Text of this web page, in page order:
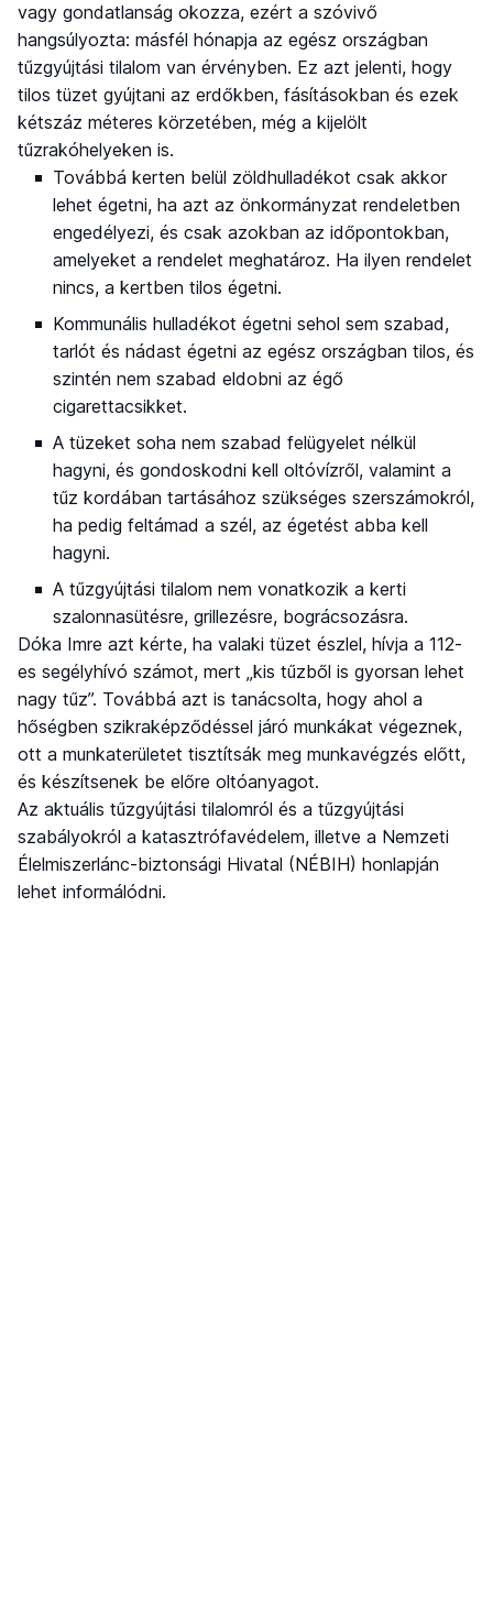
vagy gondatlanság okozza, ezért a szóvivő
hangsúlyozta: másfél hónapja az egész országban
tűzgyújtási tilalom van érvényben. Ez azt jelenti, hogy
tilos tüzet gyújtani az erdőkben, fásításokban és ezek
kétszáz méteres körzetében, még a kijelölt
tűzrakóhelyeken is.
Továbbá kerten belül zöldhulladékot csak akkor
lehet égetni, ha azt az önkormányzat rendeletben
engedélyezi, és csak azokban az időpontokban,
amelyeket a rendelet meghatároz. Ha ilyen rendelet
nincs, a kertben tilos égetni.
Kommunális hulladékot égetni sehol sem szabad,
tarlót és nádast égetni az egész országban tilos, és
szintén nem szabad eldobni az égő
cigarettacsikket.
A tüzeket soha nem szabad felügyelet nélkül
hagyni, és gondoskodni kell oltóvízről, valamint a
tűz kordában tartásához szükséges szerszámokról,
ha pedig feltámad a szél, az égetést abba kell
hagyni.
A tűzgyújtási tilalom nem vonatkozik a kerti
szalonnasütésre, grillezésre, bográcsozásra.
Dóka Imre azt kérte, ha valaki tüzet észlel, hívja a 112-
es segélyhívó számot, mert „kis tűzből is gyorsan lehet
nagy tűz”. Továbbá azt is tanácsolta, hogy ahol a
hőségben szikraképződéssel járó munkákat végeznek,
ott a munkaterületet tisztítsák meg munkavégzés előtt,
és készítsenek be előre oltóanyagot.
Az aktuális tűzgyújtási tilalomról és a tűzgyújtási
szabályokról a katasztrófavédelem, illetve a Nemzeti
Élelmiszerlánc-biztonsági Hivatal (NÉBIH) honlapján
lehet informálódni.